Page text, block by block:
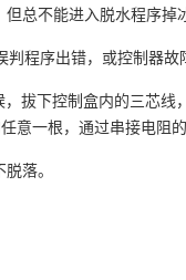
总不能进入脱水程序掉
程序出错，或控制器故
下控制盒内的三芯线
一根，通过串接电阻
落。